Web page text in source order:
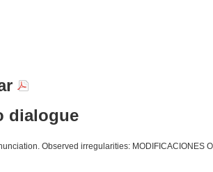
dialogue
Observed irregularities: